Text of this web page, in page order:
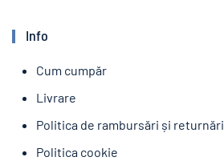
Info
Cum cumpăr
Livrare
Politica de rambursări și returnări
Politica cookie